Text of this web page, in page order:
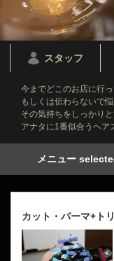
スタッフ
今までどこのお店に行
もしくは伝わらないで
その気持ちをしっかり
アナタに1番似合うヘア
メニュー
カット・パーマ+ト